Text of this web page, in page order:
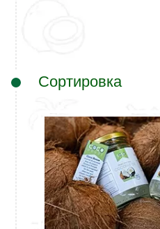
Сортировка